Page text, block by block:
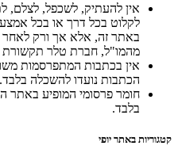
אין להעתיק, לשכפל, לצלם,
לקלוט בכל דרך או בכל
באתר זה, אלא אך ורק
מהמו"ל, חברת טלר
אין בכתבות המתפרסמות
הכתבות נועדו להשכלה בלבד.
חומר פרסומי המופיע באתר
בלבד.
קטגוריות באתר יופי